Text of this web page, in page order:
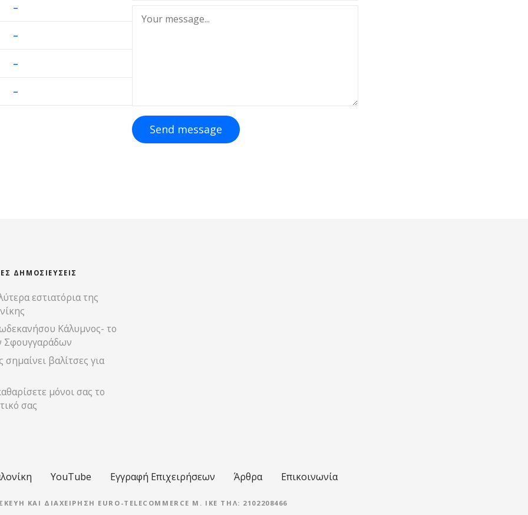
–
–
–
–
Send message
ΔΗΜΟΣΙΕΎΣΕΙΣ
εστιατόρια της
Κάλυμνος- το
Σφουγγαράδων
σημαίνει βαλίτσες για
μόνοι σας το
σας
YouTube Εγγραφή Επιχειρήσεων Άρθρα Επικοινωνία
ΚΑΙ ΔΙΑΧΕΊΡΗΣΗ EURO-TELECOMMERCE M. IKE ΤΗΛ: 2102208466